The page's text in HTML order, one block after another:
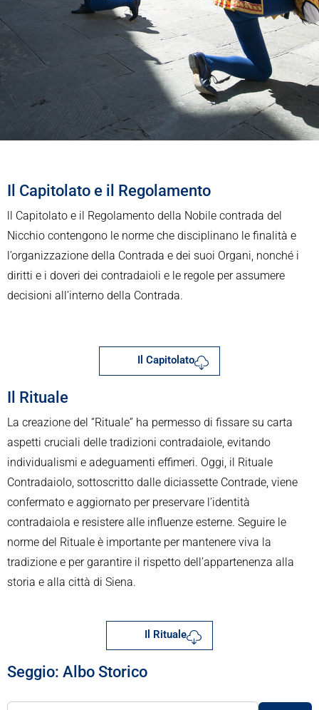
Il Capitolato e il Regolamento
ll Capitolato e il Regolamento della Nobile contrada del
Nicchio contengono le norme che disciplinano le finalità e
l’organizzazione della Contrada e dei suoi Organi, nonché i
diritti e i doveri dei contradaioli e le regole per assumere
decisioni all’interno della Contrada.
Il Capitolato
Il Rituale
La creazione del “Rituale” ha permesso di fissare su carta
aspetti cruciali delle tradizioni contradaiole, evitando
individualismi e adeguamenti effimeri. Oggi, il Rituale
Contradaiolo, sottoscritto dalle diciassette Contrade, viene
confermato e aggiornato per preservare l’identità
contradaiola e resistere alle influenze esterne. Seguire le
norme del Rituale è importante per mantenere viva la
tradizione e per garantire il rispetto dell’appartenenza alla
storia e alla città di Siena.
Il Rituale
Seggio: Albo Storico